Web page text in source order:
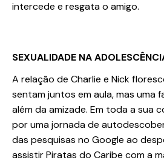
intercede e resgata o amigo.
SEXUALIDADE NA
A relação de Charlie e Nick
sentam juntos em aula, mas uma
além da amizade. Em toda a sua
por uma jornada de
das pesquisas no Google ao
assistir Piratas do Caribe com a